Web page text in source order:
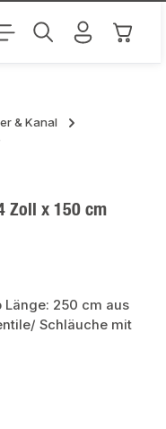
& Kanal
Zoll x 150 cm